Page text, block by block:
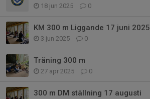
18 jun 2025 0
KM 300 m Liggande 17 juni 2025
3 jun 2025 0
Träning 300 m
27 apr 2025 0
300 m DM ställning 17 augusti